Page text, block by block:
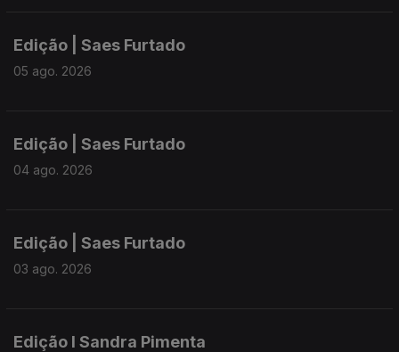
Edição | Saes Furtado
05 ago. 2026
Edição | Saes Furtado
04 ago. 2026
Edição | Saes Furtado
03 ago. 2026
Edição I Sandra Pimenta